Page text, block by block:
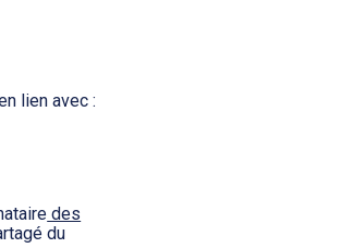
lien avec :
des
du